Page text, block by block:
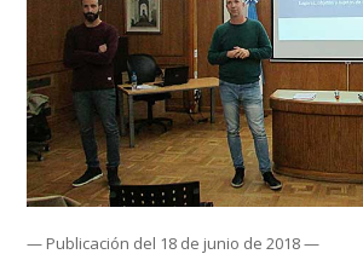
— Publicación del 18 de junio de 2018 —